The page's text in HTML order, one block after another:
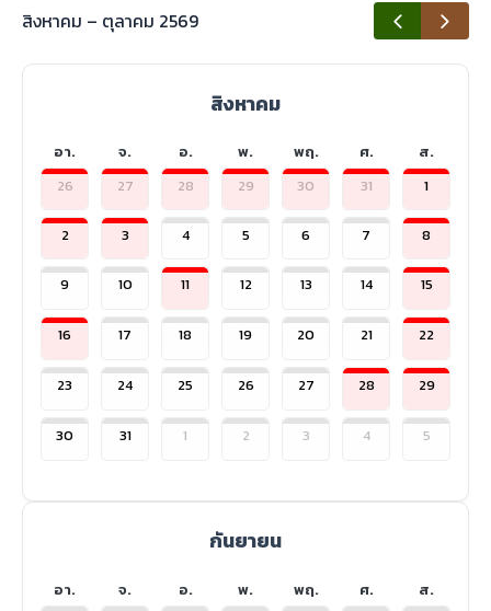
สิงหาคม – ตุลาคม 2569
สิงหาคม
อา. จ. อ. พ. พฤ. ศ.
ส.
26
27 28 29 30 31 1
2 3 4 5 6 7 8
9 10 11 12 13 14 15
16 17 18 19 20 21 22
23 24 25 26 27 28 29
30 31 1 2 3 4 5
กันยายน
อา. จ. อ. พ. พฤ. ศ.
ส.